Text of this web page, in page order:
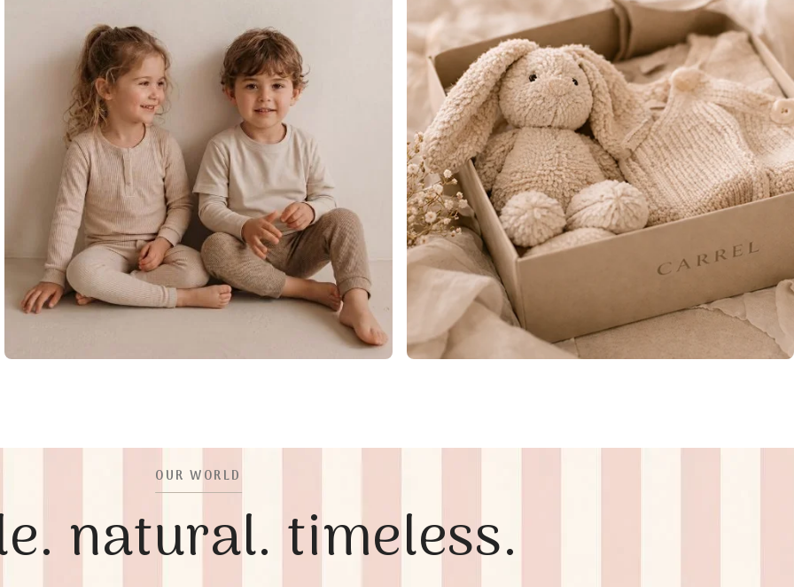
OUR WORLD
natural. timeless.